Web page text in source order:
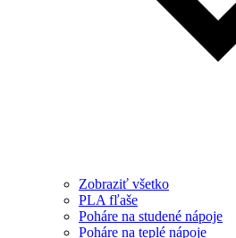
Zobraziť všetko
PLA fľaše
Poháre na studené nápoje
Poháre na teplé nápoje